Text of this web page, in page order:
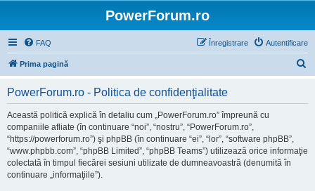
PowerForum.ro
FAQ Autentificare
Înregistrare
Prima pagină
PowerForum.ro - Politica de confidenţialitate
Această politică explică în detaliu cum „PowerForum.ro” împreună cu
companiile afliate (în continuare “noi”, “nostru”, “PowerForum.ro”,
“https://powerforum.ro”) şi phpBB (în continuare “ei”, “lor”, “software phpBB”,
“www.phpbb.com”, “phpBB Limited”, “phpBB Teams”) utilizează orice informaţie
colectată în timpul fiecărei sesiuni utilizate de dumneavoastră (denumită în
continuare „informaţiile”).